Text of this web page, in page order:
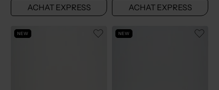
ACHAT EXPRESS ACHAT EXPRESS
NEW NEW